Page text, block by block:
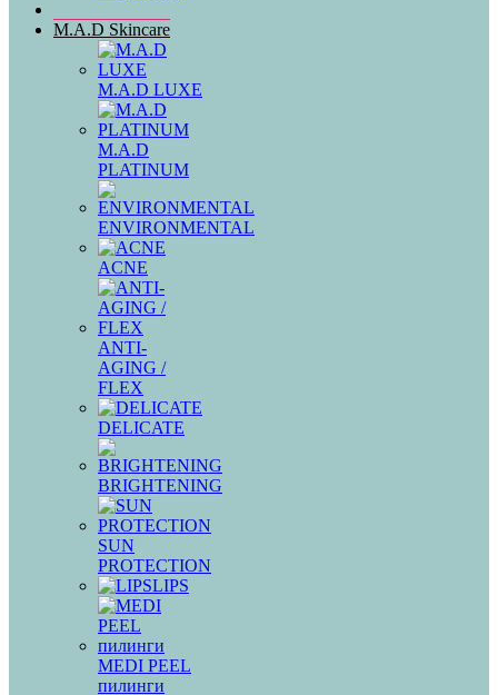
M.A.D Skincare
M.A.D LUXE
M.A.D
PLATINUM
ENVIRONMENTAL
ACNE
ANTI-
AGING /
FLEX
DELICATE
BRIGHTENING
SUN
PROTECTION
LIPS
MEDI PEEL
пилинги